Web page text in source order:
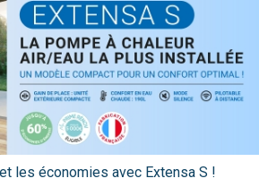
nos produits